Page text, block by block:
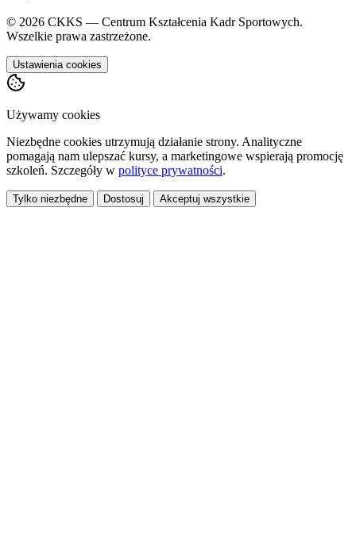
© 2026 CKKS — Centrum Kształcenia Kadr Sportowych.
Wszelkie prawa zastrzeżone.
Ustawienia cookies
Używamy cookies
Niezbędne cookies utrzymują działanie strony. Analityczne
pomagają nam ulepszać kursy, a marketingowe wspierają promocję
szkoleń. Szczegóły w polityce prywatności.
Tylko niezbędne Dostosuj Akceptuj wszystkie